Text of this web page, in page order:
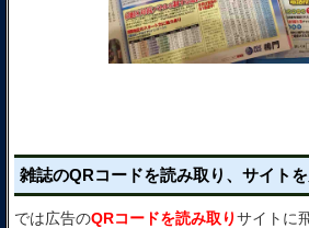
雑誌のQRコードを読み取り、サイト
では広告のQRコードを読み取りサイトに